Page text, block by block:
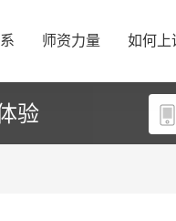
师资力量 如何上
验